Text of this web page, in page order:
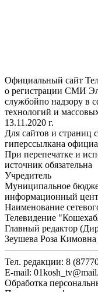
Официальный сайт
о регистрации СМИ
службойпо надзору в
технологий и
13.11.2020 г.
Для сайтов и страниц
гиперссылкана
При перепечатке и
источник обязательна
Учредитель
Муниципальное
информационный
Наименование
Телевидение
Главный редактор
Зеушева Роза Кимовна
Тел. редакции: 8
E-mail:
Обработка